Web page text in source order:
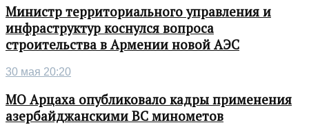
Министр территориального управления и
инфраструктур коснулся вопроса
строительства в Армении новой АЭС
30 мая 20:20
МО Арцаха опубликовало кадры применения
азербайджанскими ВС минометов